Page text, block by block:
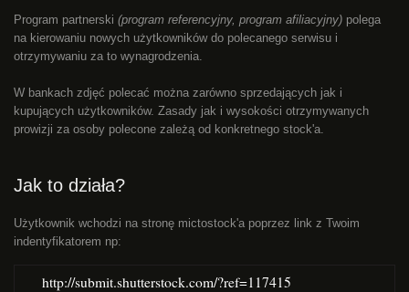
Program partnerski (program referencyjny, program afiliacyjny) polega
na kierowaniu nowych użytkowników do polecanego serwisu i
otrzymywaniu za to wynagrodzenia.
W bankach zdjęć polecać można zarówno sprzedających jak i
kupujących użytkowników. Zasady jak i wysokości otrzymywanych
prowizji za osoby polecone zależą od konkretnego stock'a.
Jak to działa?
Użytkownik wchodzi na stronę mictostock'a poprzez link z Twoim
indentyfikatorem np:
http://submit.shutterstock.com/?ref=117415